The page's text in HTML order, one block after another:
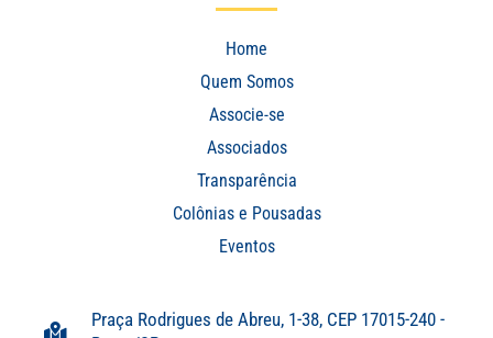
Home
Quem Somos
Associe-se
Associados
Transparência
Colônias e Pousadas
Eventos
Praça Rodrigues de Abreu, 1-38, CEP 17015-240 -